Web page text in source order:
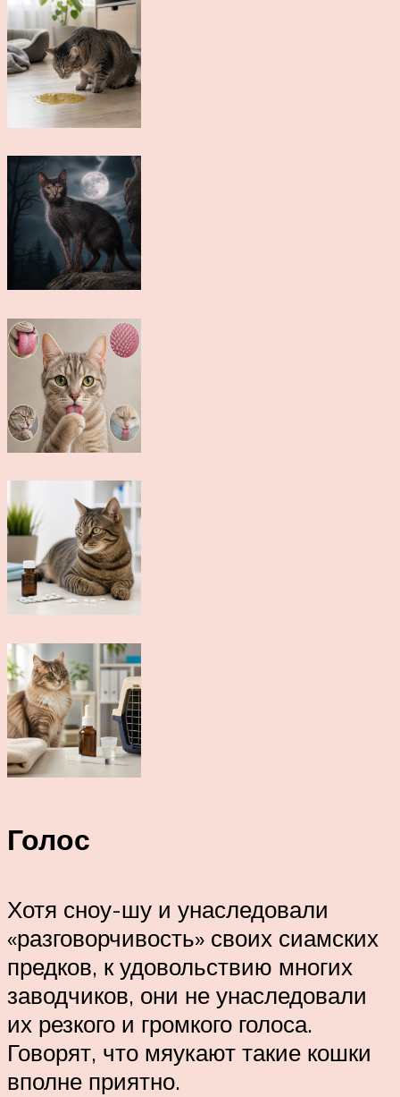
Голос
Хотя сноу-шу и унаследовали
«разговорчивость» своих сиамских
предков, к удовольствию многих
заводчиков, они не унаследовали
их резкого и громкого голоса.
Говорят, что мяукают такие кошки
вполне приятно.